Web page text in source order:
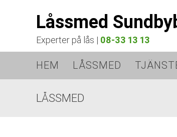
Låssmed
Experter på lås | 08-33 13 13
HEM LÅSSMED
LÅSSMED